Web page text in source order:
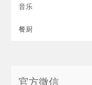
音乐
餐厨
官方微信